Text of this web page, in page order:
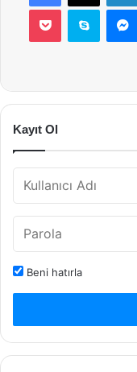
Pocket Skype
Kayıt Ol
Beni hatırla